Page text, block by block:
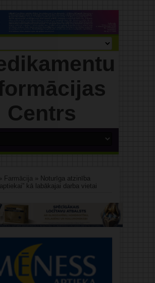
Farmācija» Noturīga atzinība
kā labākajai darba vietai